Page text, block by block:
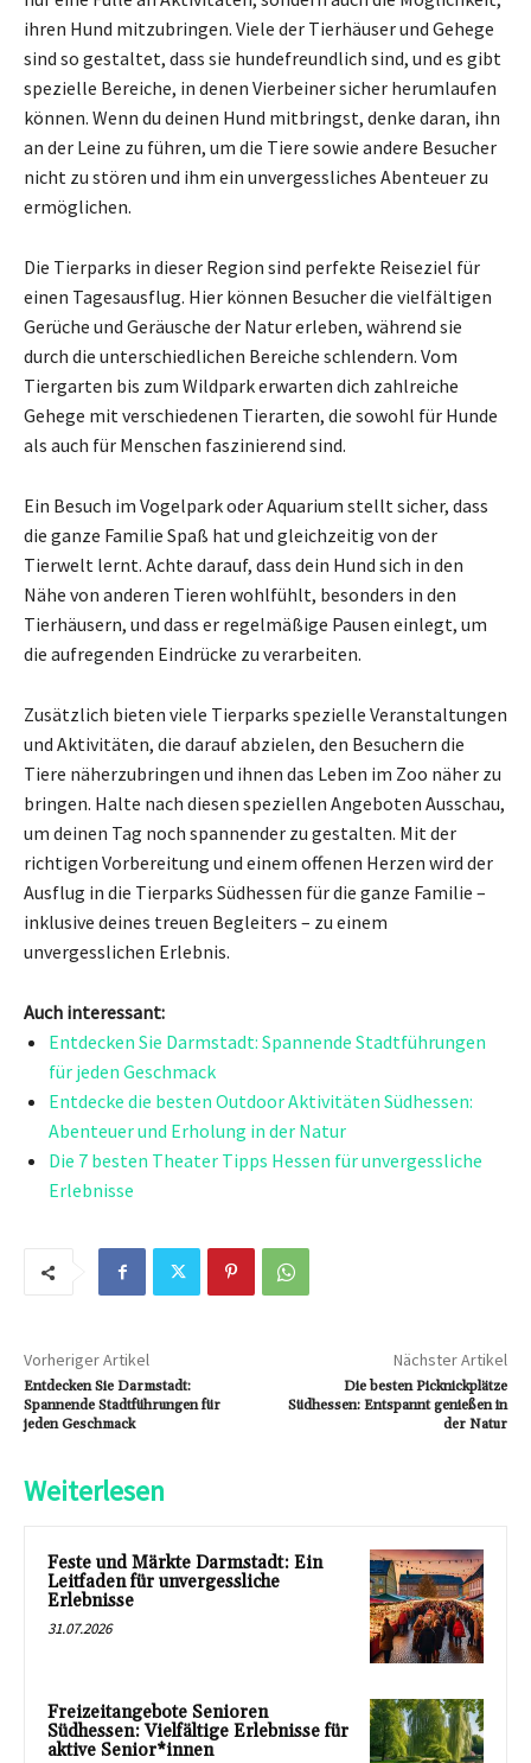
ihren Hund mitzubringen. Viele der Tierhäuser und Gehege
sind so gestaltet, dass sie hundefreundlich sind, und es gibt
spezielle Bereiche, in denen Vierbeiner sicher herumlaufen
können. Wenn du deinen Hund mitbringst, denke daran, ihn
an der Leine zu führen, um die Tiere sowie andere Besucher
nicht zu stören und ihm ein unvergessliches Abenteuer zu
ermöglichen.
Die Tierparks in dieser Region sind perfekte Reiseziel für
einen Tagesausflug. Hier können Besucher die vielfältigen
Gerüche und Geräusche der Natur erleben, während sie
durch die unterschiedlichen Bereiche schlendern. Vom
Tiergarten bis zum Wildpark erwarten dich zahlreiche
Gehege mit verschiedenen Tierarten, die sowohl für Hunde
als auch für Menschen faszinierend sind.
Ein Besuch im Vogelpark oder Aquarium stellt sicher, dass
die ganze Familie Spaß hat und gleichzeitig von der
Tierwelt lernt. Achte darauf, dass dein Hund sich in den
Nähe von anderen Tieren wohlfühlt, besonders in den
Tierhäusern, und dass er regelmäßige Pausen einlegt, um
die aufregenden Eindrücke zu verarbeiten.
Zusätzlich bieten viele Tierparks spezielle Veranstaltungen
und Aktivitäten, die darauf abzielen, den Besuchern die
Tiere näherzubringen und ihnen das Leben im Zoo näher zu
bringen. Halte nach diesen speziellen Angeboten Ausschau,
um deinen Tag noch spannender zu gestalten. Mit der
richtigen Vorbereitung und einem offenen Herzen wird der
Ausflug in die Tierparks Südhessen für die ganze Familie –
inklusive deines treuen Begleiters – zu einem
unvergesslichen Erlebnis.
Auch interessant:
Entdecken Sie Darmstadt: Spannende Stadtführungen
für jeden Geschmack
Entdecke die besten Outdoor Aktivitäten Südhessen:
Abenteuer und Erholung in der Natur
Die 7 besten Theater Tipps Hessen für unvergessliche
Erlebnisse
Vorheriger Artikel
Entdecken Sie Darmstadt:
Spannende Stadtführungen für
jeden Geschmack
Nächster Artikel
Die besten Picknickplätze
Südhessen: Entspannt genießen in
der Natur
Weiterlesen
Feste und Märkte Darmstadt: Ein
Leitfaden für unvergessliche
Erlebnisse
31.07.2026
Freizeitangebote Senioren
Südhessen: Vielfältige Erlebnisse für
aktive Senior*innen